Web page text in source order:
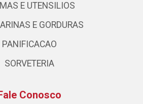
E UTENSILIOS
E GORDURAS
PANIFICACAO
SORVETERIA
Conosco